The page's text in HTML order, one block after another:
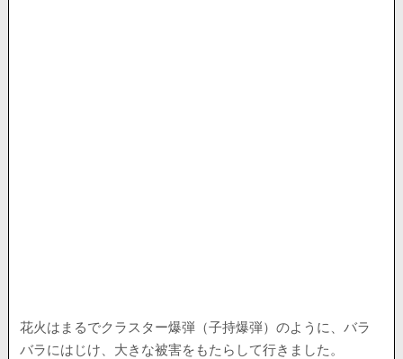
花火はまるでクラスター爆弾（子持爆弾）のように、バラ
バラにはじけ、大きな被害をもたらして行きました。